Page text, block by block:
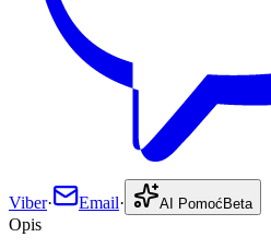
Viber· Email· AI Pomoć Beta
Opis